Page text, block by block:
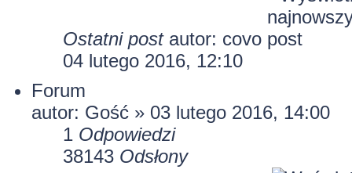
Ostatni post autor: covo
04 lutego 2016, 12:10
Forum
autor: Gość » 03 lutego 2016, 14:00
1 Odpowiedzi
38143 Odsłony